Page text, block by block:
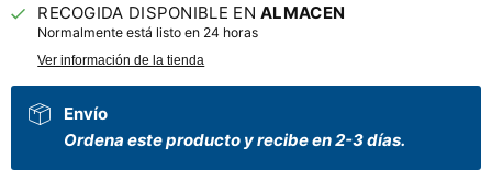
RECOGIDA DISPONIBLE ENALMACEN
Normalmente está listo en 24 horas
Ver información de la tienda
Envío
Ordena este producto y recibe en 2-3 días.